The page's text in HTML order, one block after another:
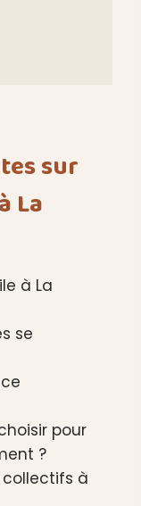
sur
La
à La
se
pour
?
collectifs à